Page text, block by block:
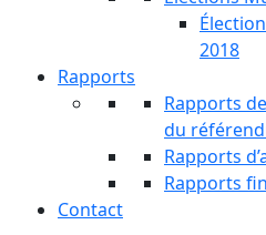
2018
Rapports
Rapports
du
Rapports
Rapports
Contact